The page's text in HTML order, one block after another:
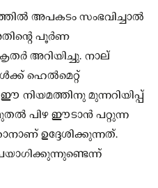
അപകടം സംഭവിച്ചാൽ
പൂര്‍ണ
അറിയിച്ചു. നാല്
ഹെല്‍മെറ്റ്
മുന്നറിയിപ്പ്
പിഴ ഈടാൻ പറ്റുന്ന
ഉദ്ദേശിക്കുന്നത്.